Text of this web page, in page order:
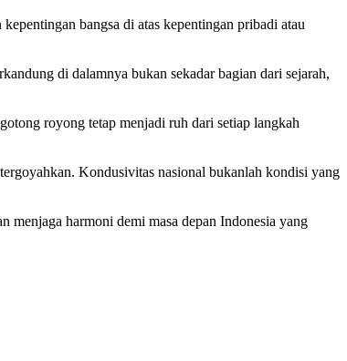
bangsa di atas kepentingan pribadi atau
di dalamnya bukan sekadar bagian dari sejarah,
royong tetap menjadi ruh dari setiap langkah
Kondusivitas nasional bukanlah kondisi yang
menjaga harmoni demi masa depan Indonesia yang